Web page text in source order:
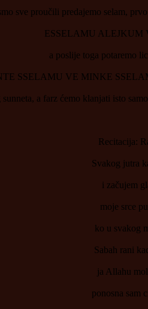
sve proučili predajemo selam,
ESSELAMU
a poslije toga potaremo
SSELAMU VE MINKE
a farz ćemo klanjati isto
Recitacija:
Svakog jutra
i začujem
moje srce
ko u svakog
Sabah rani
ja Allahu
ponosna sam